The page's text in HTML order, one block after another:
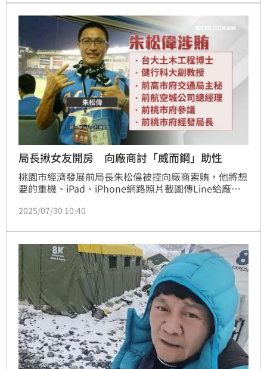
此，高院法官經相關機構鑑定後，打臉宋姓版主。
局長揪女友開房 向廠商討「威而鋼」助性
桃園市經濟發展前局長朱松偉被控向廠商索賄，他將想
要的重機、iPad、iPhone網路照片截圖傳Line給廠
索討，檢方依10個貪汙罪起訴。一審朱被依貪汙、詐欺
公權4年，沒收自動繳交犯罪所得74萬餘元。
2025/07/30 10:40